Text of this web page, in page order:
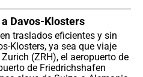
Davos-Klosters
traslados eficientes y sin
Klosters, ya sea que viaje
(ZRH), el aeropuerto de
de Friedrichshafen